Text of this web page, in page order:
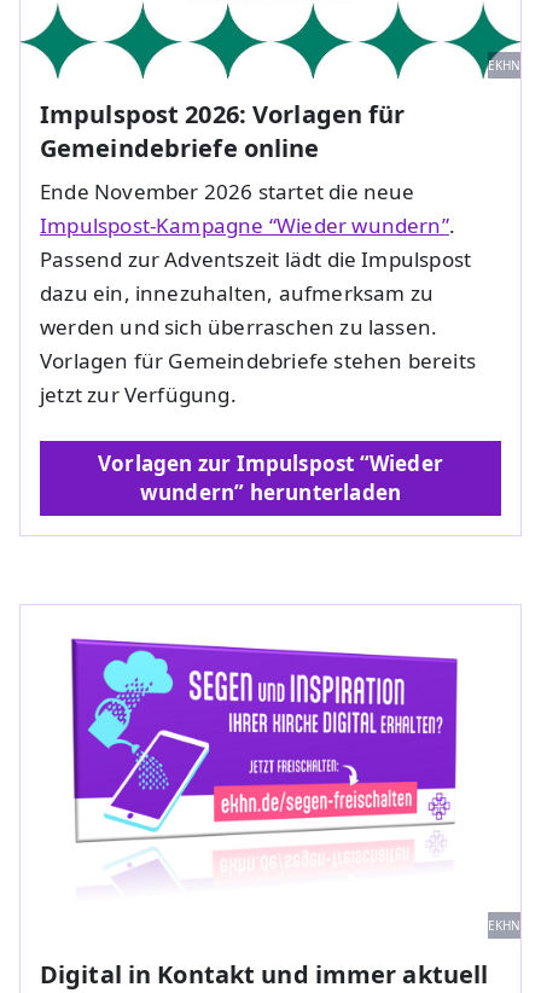
EKHN
Impulspost 2026: Vorlagen für
Gemeindebriefe online
Ende November 2026 startet die neue
Impulspost-Kampagne “Wieder wundern”.
Passend zur Adventszeit lädt die Impulspost
dazu ein, innezuhalten, aufmerksam zu
werden und sich überraschen zu lassen.
Vorlagen für Gemeindebriefe stehen bereits
jetzt zur Verfügung.
Vorlagen zur Impulspost “Wieder
wundern” herunterladen
EKHN
Digital in Kontakt und immer aktuell